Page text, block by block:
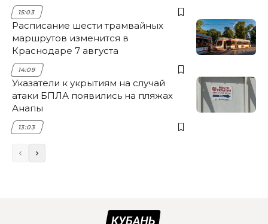
15:03
Расписание шести трамвайных
маршрутов изменится в
Краснодаре 7 августа
14:09
Указатели к укрытиям на случай
атаки БПЛА появились на пляжах
Анапы
13:03